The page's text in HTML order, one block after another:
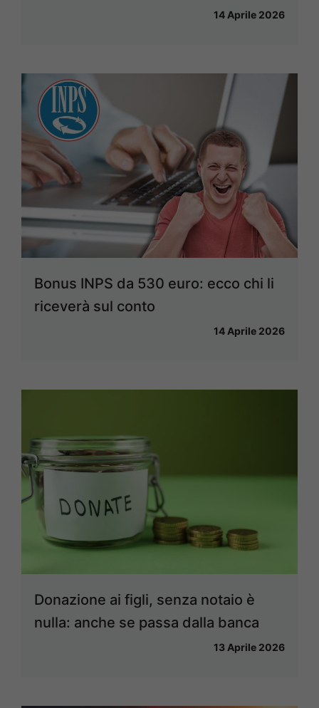
14 Aprile 2026
Bonus INPS da 530 euro: ecco chi li
riceverà sul conto
14 Aprile 2026
Donazione ai figli, senza notaio è
nulla: anche se passa dalla banca
13 Aprile 2026